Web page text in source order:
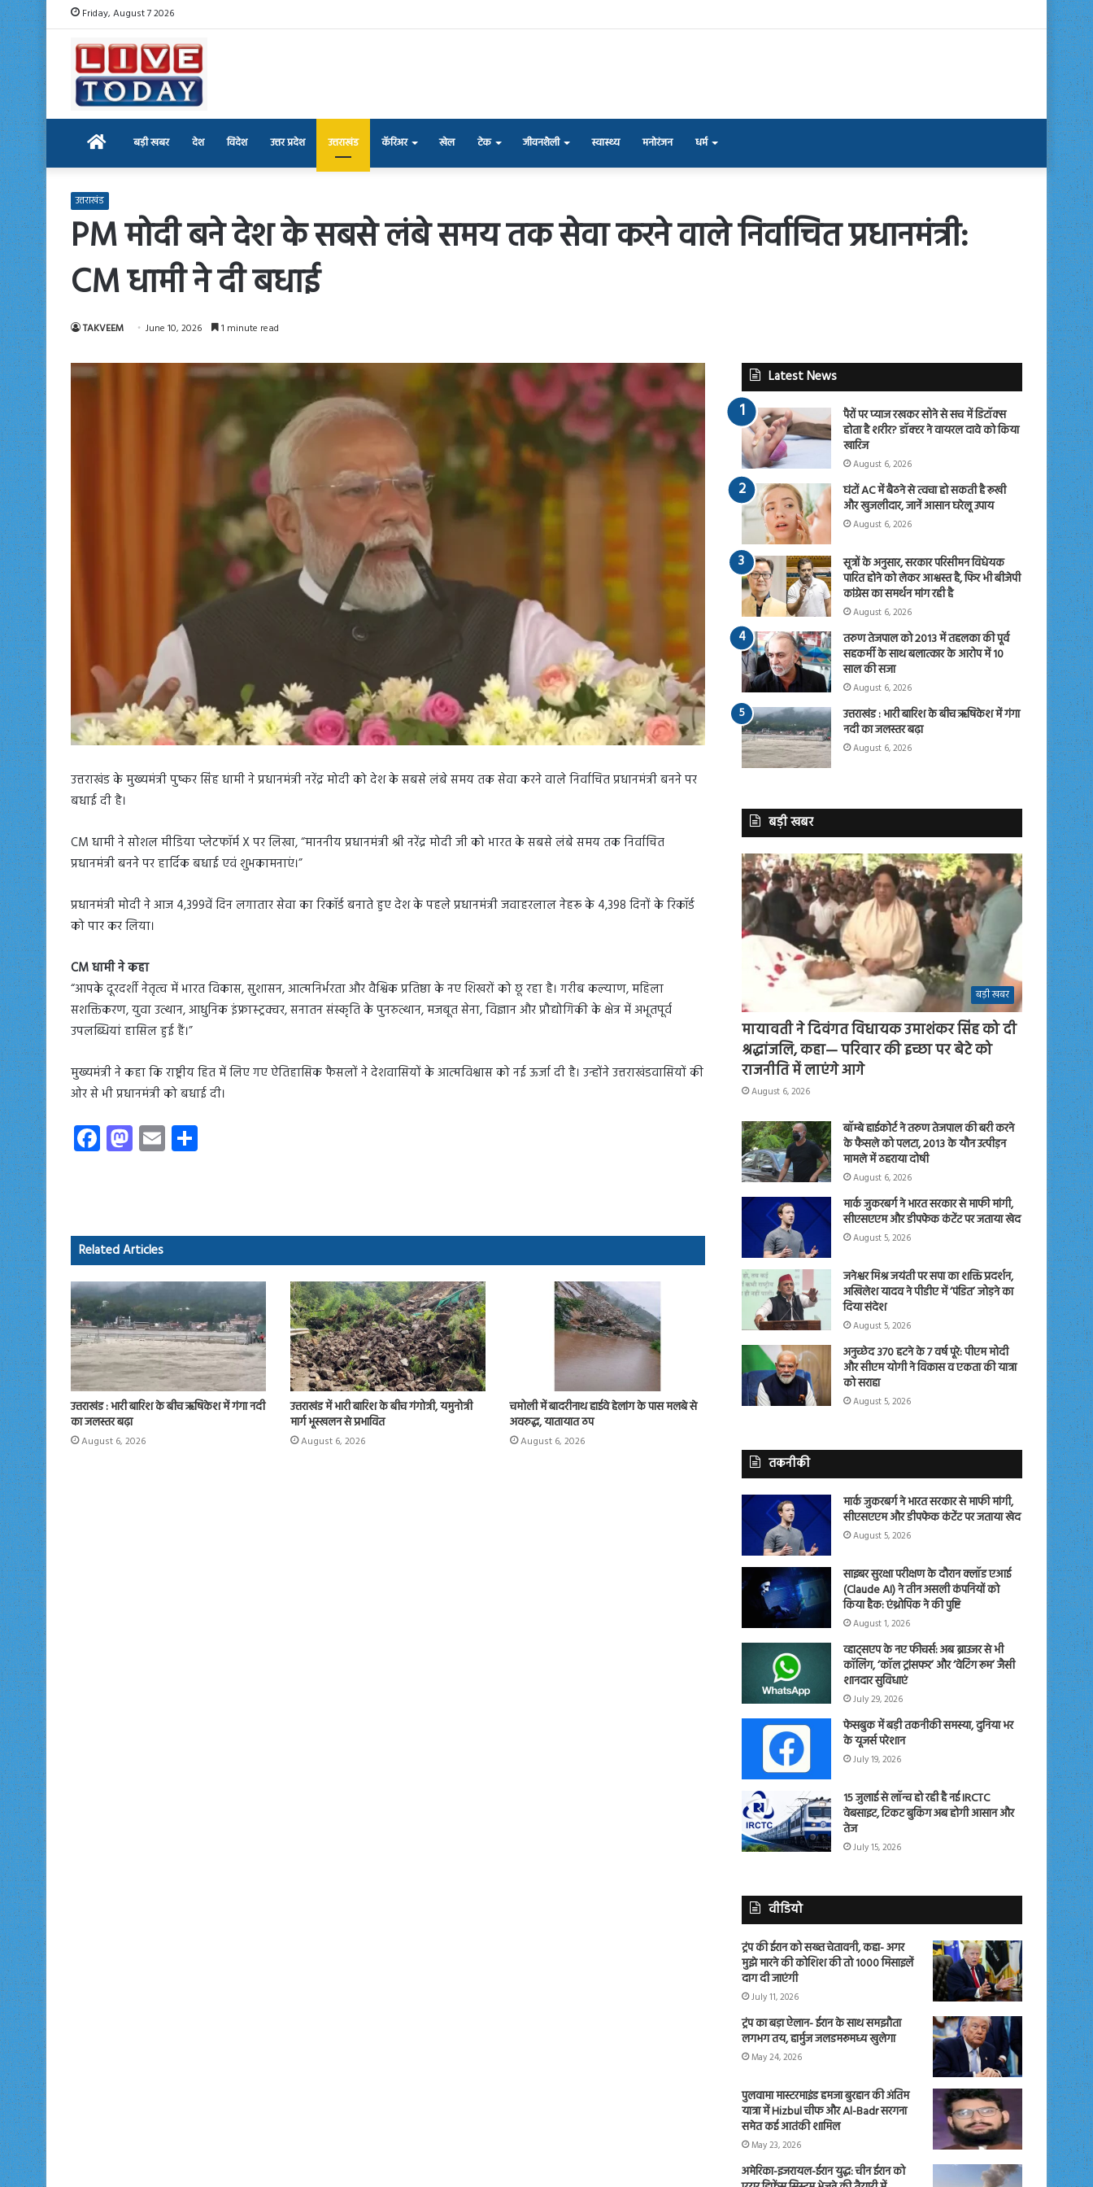
Friday, August 7 2026
Home बड़ी खबर देश विदेश उत्तर प्रदेश उत्तराखंड कॅरिअर खेल टेक जीवनशैली स्वास्थ्य मनोरंजन धर्म
उत्तराखंड
PM मोदी बने देश के सबसे लंबे समय तक सेवा करने वाले निर्वाचित प्रधानमंत्री:
CM धामी ने दी बधाई
TAKVEEM June 10, 2026 1 minute read
उत्तराखंड के मुख्यमंत्री पुष्कर सिंह धामी ने प्रधानमंत्री नरेंद्र मोदी को देश के सबसे लंबे समय तक सेवा करने वाले निर्वाचित प्रधानमंत्री बनने पर
बधाई दी है।
CM धामी ने सोशल मीडिया प्लेटफॉर्म X पर लिखा, “माननीय प्रधानमंत्री श्री नरेंद्र मोदी जी को भारत के सबसे लंबे समय तक निर्वाचित
प्रधानमंत्री बनने पर हार्दिक बधाई एवं शुभकामनाएं।”
प्रधानमंत्री मोदी ने आज 4,399वें दिन लगातार सेवा का रिकॉर्ड बनाते हुए देश के पहले प्रधानमंत्री जवाहरलाल नेहरू के 4,398 दिनों के रिकॉर्ड
को पार कर लिया।
CM धामी ने कहा
“आपके दूरदर्शी नेतृत्व में भारत विकास, सुशासन, आत्मनिर्भरता और वैश्विक प्रतिष्ठा के नए शिखरों को छू रहा है। गरीब कल्याण, महिला
सशक्तिकरण, युवा उत्थान, आधुनिक इंफ्रास्ट्रक्चर, सनातन संस्कृति के पुनरुत्थान, मजबूत सेना, विज्ञान और प्रौद्योगिकी के क्षेत्र में अभूतपूर्व
उपलब्धियां हासिल हुई हैं।”
मुख्यमंत्री ने कहा कि राष्ट्रीय हित में लिए गए ऐतिहासिक फैसलों ने देशवासियों के आत्मविश्वास को नई ऊर्जा दी है। उन्होंने उत्तराखंडवासियों की
ओर से भी प्रधानमंत्री को बधाई दी।
Fa
ce
ok
M
as
o
n
E
m
Related Articles
उत्तराखंड : भारी बारिश के बीच ऋषिकेश में गंगा नदी
का जलस्तर बढ़ा
August 6, 2026
उत्तराखंड में भारी बारिश के बीच गंगोत्री, यमुनोत्री
मार्ग भूस्खलन से प्रभावित
August 6, 2026
चमोली में बादरीनाथ हाईवे हेलांग के पास मलबे से
अवरुद्ध, यातायात ठप
August 6, 2026
Latest News
पैरों पर प्याज रखकर सोने से सच में डिटॉक्स
होता है शरीर? डॉक्टर ने वायरल दावे को किया
खारिज
August 6, 2026
घंटों AC में बैठने से त्वचा हो सकती है रूखी
और खुजलीदार, जानें आसान घरेलू उपाय
August 6, 2026
सूत्रों के अनुसार, सरकार परिसीमन विधेयक
पारित होने को लेकर आश्वस्त है, फिर भी बीजेपी
कांग्रेस का समर्थन मांग रही है
August 6, 2026
तरुण तेजपाल को 2013 में तहलका की पूर्व
सहकर्मी के साथ बलात्कार के आरोप में 10
साल की सजा
August 6, 2026
उत्तराखंड : भारी बारिश के बीच ऋषिकेश में गंगा
नदी का जलस्तर बढ़ा
August 6, 2026
बड़ी खबर
बड़ी खबर
मायावती ने दिवंगत विधायक उमाशंकर सिंह को दी
श्रद्धांजलि, कहा— परिवार की इच्छा पर बेटे को
राजनीति में लाएंगे आगे
August 6, 2026
बॉम्बे हाईकोर्ट ने तरुण तेजपाल की बरी करने
के फैसले को पलटा, 2013 के यौन उत्पीड़न
मामले में ठहराया दोषी
August 6, 2026
मार्क जुकरबर्ग ने भारत सरकार से माफी मांगी,
सीएसएएम और डीपफेक कंटेंट पर जताया खेद
August 5, 2026
जनेश्वर मिश्र जयंती पर सपा का शक्ति प्रदर्शन,
अखिलेश यादव ने पीडीए में ‘पंडित’ जोड़ने का
दिया संदेश
August 5, 2026
अनुच्छेद 370 हटने के 7 वर्ष पूरे: पीएम मोदी
और सीएम योगी ने विकास व एकता की यात्रा
को सराहा
August 5, 2026
तकनीकी
मार्क जुकरबर्ग ने भारत सरकार से माफी मांगी,
सीएसएएम और डीपफेक कंटेंट पर जताया खेद
August 5, 2026
साइबर सुरक्षा परीक्षण के दौरान क्लॉड एआई
(Claude AI) ने तीन असली कंपनियों को
किया हैक: एंथ्रोपिक ने की पुष्टि
August 1, 2026
व्हाट्सएप के नए फीचर्स: अब ब्राउजर से भी
कॉलिंग, ‘कॉल ट्रांसफर’ और ‘वेटिंग रूम’ जैसी
शानदार सुविधाएं
July 29, 2026
फेसबुक में बड़ी तकनीकी समस्या, दुनिया भर
के यूजर्स परेशान
July 19, 2026
15 जुलाई से लॉन्च हो रही है नई IRCTC
वेबसाइट, टिकट बुकिंग अब होगी आसान और
तेज
July 15, 2026
वीडियो
ट्रंप की ईरान को सख्त चेतावनी, कहा- अगर
मुझे मारने की कोशिश की तो 1000 मिसाइलें
दाग दी जाएंगी
July 11, 2026
ट्रंप का बड़ा ऐलान- ईरान के साथ समझौता
लगभग तय, हार्मुज जलडमरूमध्य खुलेगा
May 24, 2026
पुलवामा मास्टरमाइंड हमजा बुरहान की अंतिम
यात्रा में Hizbul चीफ और Al-Badr सरगना
समेत कई आतंकी शामिल
May 23, 2026
अमेरिका-इजरायल-ईरान युद्ध: चीन ईरान को